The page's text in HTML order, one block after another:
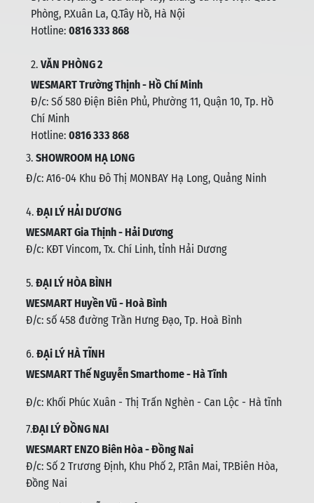
Phòng, P.Xuân La, Q.Tây Hồ, Hà Nội
Hotline: 0816 333 868
2. VĂN PHÒNG 2
WESMART Trường Thịnh - Hồ Chí Minh
Đ/c: Số 580 Điện Biên Phủ, Phường 11, Quận 10, Tp. Hồ
Chí Minh
Hotline: 0816 333 868
3. SHOWROOM HẠ LONG
Đ/c: A16-04 Khu Đô Thị MONBAY Hạ Long, Quảng Ninh
4. ĐẠI LÝ HẢI DƯƠNG
WESMART Gia Thịnh - Hải Dương
Đ/c: KĐT Vincom, Tx. Chí Linh, tỉnh Hải Dương
5. ĐẠI LÝ HÒA BÌNH
WESMART Huyền Vũ - Hoà Bình
Đ/c: số 458 đường Trần Hưng Đạo, Tp. Hoà Bình
6. ĐẠi LÝ HÀ TĨNH
WESMART Thế Nguyễn Smarthome - Hà Tĩnh
Đ/c: Khối Phúc Xuân - Thị Trấn Nghèn - Can Lộc - Hà tĩnh
7.ĐẠI LÝ ĐỒNG NAI
WESMART ENZO Biên Hòa - Đồng Nai
Đ/c: Số 2 Trương Định, Khu Phố 2, P.Tân Mai, TP.Biên Hòa,
Đồng Nai